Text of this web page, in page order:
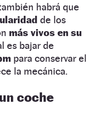
habrá que
de los
más vivos en su
es bajar de
para conservar el
la mecánica.
coche